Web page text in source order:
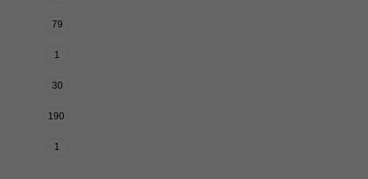
79
1
30
190
1